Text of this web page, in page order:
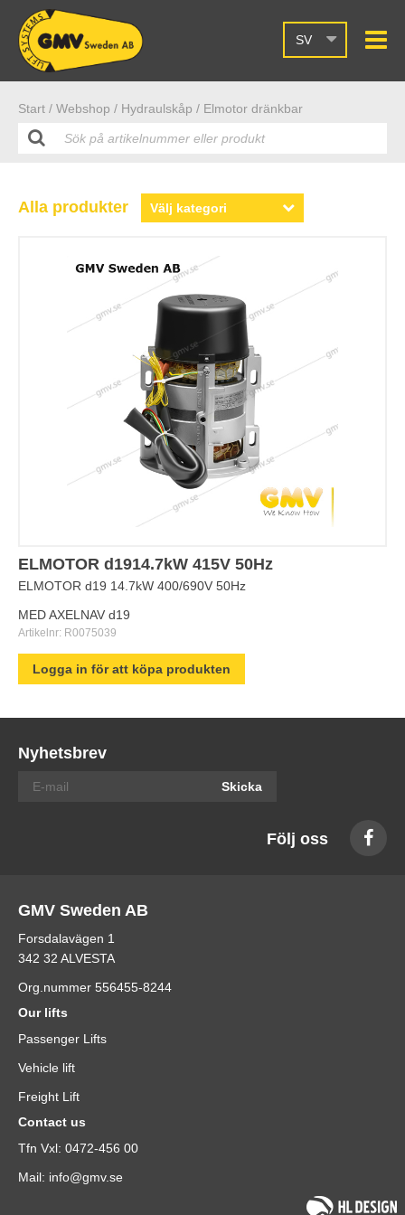
SV
Start / Webshop / Hydraulskåp / Elmotor dränkbar
Alla produkter
ELMOTOR d1914.7kW 415V 50Hz
ELMOTOR d19 14.7kW 400/690V 50Hz
MED AXELNAV d19
Artikelnr: R0075039
Logga in för att köpa produkten
Nyhetsbrev
Skicka
Följ oss
GMV Sweden AB
Forsdalavägen 1
342 32 ALVESTA
Org.nummer 556455-8244
Our lifts
Passenger Lifts
Vehicle lift
Freight Lift
Contact us
Tfn Vxl: 0472-456 00
Mail: info@gmv.se